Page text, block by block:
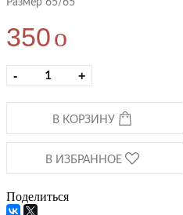
Размер 65/65
350o
- +
В КОРЗИНУ
В ИЗБРАННОЕ
Поделиться